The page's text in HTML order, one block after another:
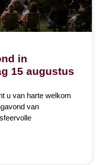
in
15 augustus
u van harte welkom
van